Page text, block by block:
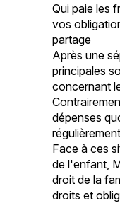
Qui paie les
vos
partage
Après une
principales
concernant
dépenses
Face à ces
de l'enfant,
droit de la
droits et